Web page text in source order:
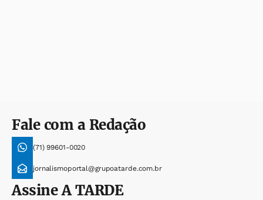
Fale com a Redação
(71) 99601-0020
jornalismoportal@grupoatarde.com.br
AssineA TARDE